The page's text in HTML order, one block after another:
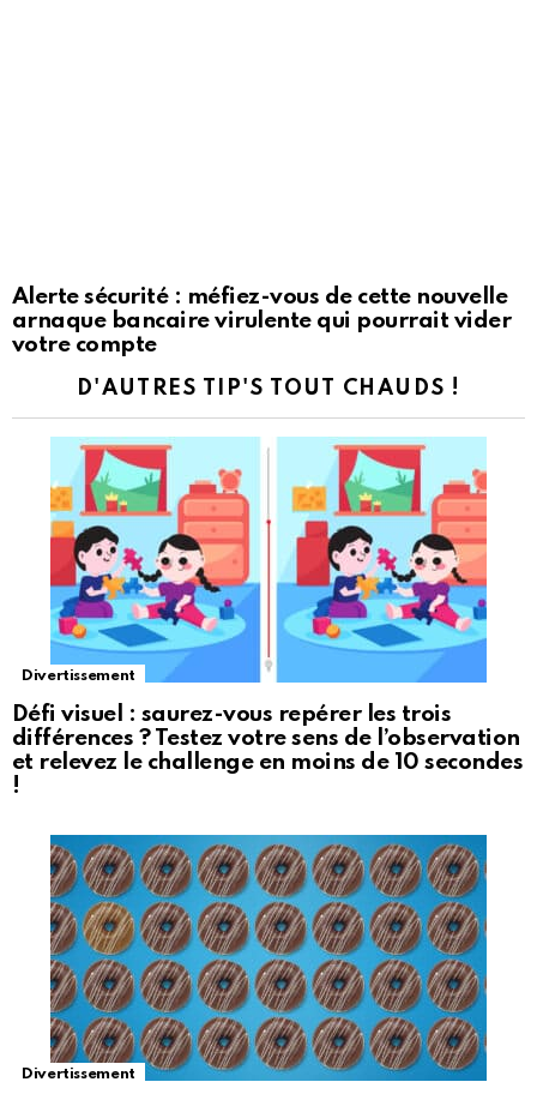
Alerte sécurité : méfiez-vous de cette nouvelle
arnaque bancaire virulente qui pourrait vider
votre compte
D'AUTRES TIP'S TOUT CHAUDS !
Divertissement
Défi visuel : saurez-vous repérer les trois
différences ? Testez votre sens de l’observation
et relevez le challenge en moins de 10 secondes
!
Divertissement